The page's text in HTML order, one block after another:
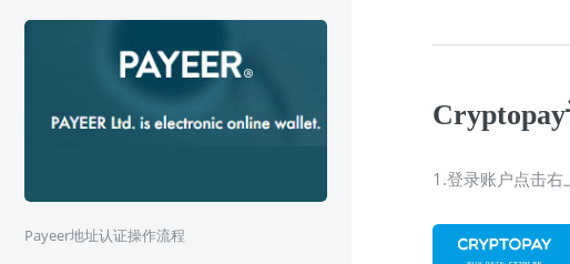
Cryptopay
1.登录账户点击
Payeer地址认证操作流程